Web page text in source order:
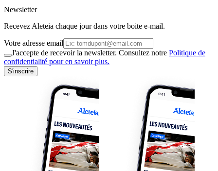
Newsletter
Recevez Aleteia chaque jour dans votre boite e-mail.
Votre adresse email
J'accepte de recevoir la newsletter. Consultez notre Politique de
confidentialité pour en savoir plus.
S'inscrire